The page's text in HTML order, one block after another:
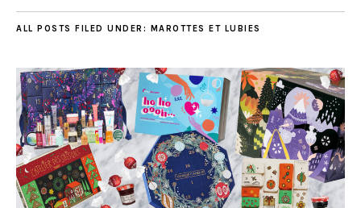
ALL POSTS FILED UNDER: MAROTTES ET LUBIES